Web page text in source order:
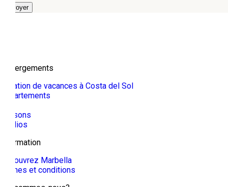
Hébergements
Location de vacances à Costa del Sol
Appartements
Maisons
Studios
Information
Découvrez Marbella
Termes et conditions